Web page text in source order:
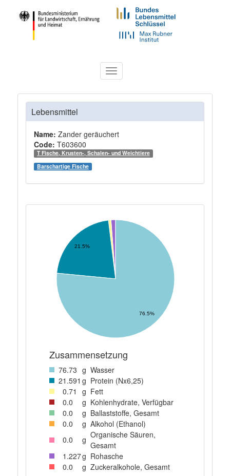
Toggle
navigation
Lebensmittel
Name: Zander geräuchert
Code: T603600
T Fische, Krusten-, Schalen- und Weichtiere
Barschartige Fische
21.5%
76.5%
Zusammensetzung
76.73 g Wasser
21 .591 g Protein (Nx6,25)
0.71 g Fett
0.0 g Kohlenhydrate, Verfügbar
0.0 g Ballaststoffe, Gesamt
0.0 g Alkohol (Ethanol)
0.0 g Organische Säuren,
Gesamt
1 .227g Rohasche
0.0 g Zuckeralkohole, Gesamt